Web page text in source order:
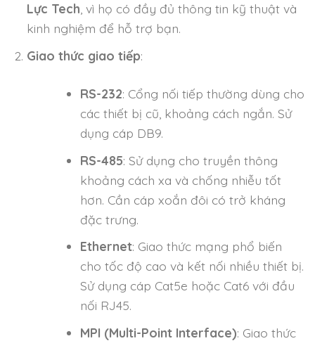
Lực Tech , vì họ có đầy đủ thông tin kỹ thuật và
kinh nghiệm để hỗ trợ bạn.
Giao thức giao tiếp:
RS-232: Cổng nối tiếp thường dùng cho
các thiết bị cũ, khoảng cách ngắn. Sử
dụng cáp DB9.
RS-485: Sử dụng cho truyền thông
khoảng cách xa và chống nhiễu tốt
hơn. Cần cáp xoắn đôi có trở kháng
đặc trưng.
Ethernet: Giao thức mạng phổ biến
cho tốc độ cao và kết nối nhiều thiết bị.
Sử dụng cáp Cat5e hoặc Cat6 với đầu
nối RJ45.
MPI (Multi-Point Interface): Giao thức